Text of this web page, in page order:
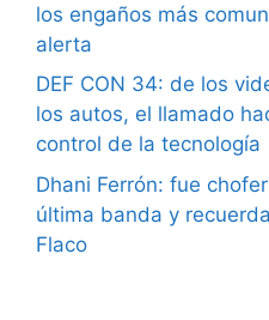
los engaños más
alerta
DEF CON 34: de los
los autos, el llamado
control de la tecnología
Dhani Ferrón: fue
última banda y
Flaco